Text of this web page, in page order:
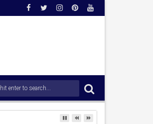
Pascabencana.